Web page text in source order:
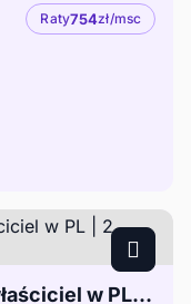
Raty754zł/msc
Opel Astra J 1.4 101 KM | 1 właściciel w PL | 2 komplety opon